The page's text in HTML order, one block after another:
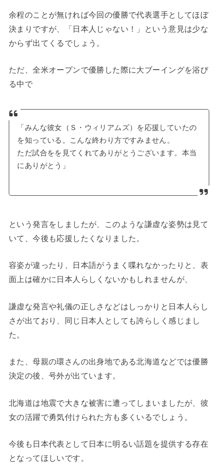
余程のことが無ければ今回の優勝で代表選手としてほぼ
決まりですが、「日本人じゃない！」という意見は少な
からず出てくるでしょう。
ただ、全米オープンで優勝した際に大ブーイングを浴び
る中で
「みんな彼女（Ｓ・ウィリアムズ）を応援していたの
を知っている。こんな終わり方ですみません。
ただ試合をを見てくれてありがとうございます。本当
にありがとう」
という発言をしましたが、このような謙虚な姿勢は見て
いて、今後も応援したくなりました。
容姿が違ったり、日本語がうまく喋れなかったりと、表
面上は確かに日本人らしくないかもしれませんが、
謙虚な発言や礼儀の正しさなどはしっかりと日本人らし
さが出ており、同じ日本人としても誇らしく感じまし
た。
また、母親の環さんの出身地である北海道などでは優勝
決定の後、号外が出ています。
北海道は地震で大きな被害に遭ってしまいましたが、彼
女の活躍で勇気付けられた方も多くいるでしょう。
今後も日本代表として日本に明るい話題を提供する存在
となってほしいです。